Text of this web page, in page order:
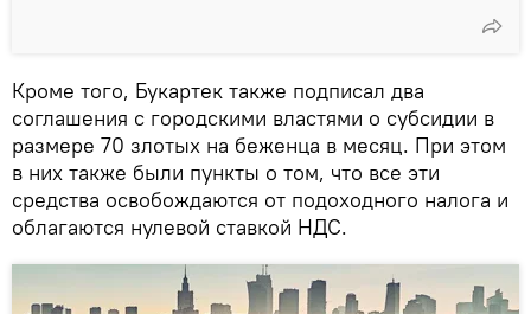
Кроме того, Букартек также подписал два
соглашения с городскими властями о субсидии в
размере 70 злотых на беженца в месяц. При этом
в них также были пункты о том, что все эти
средства освобождаются от подоходного налога и
облагаются нулевой ставкой НДС.